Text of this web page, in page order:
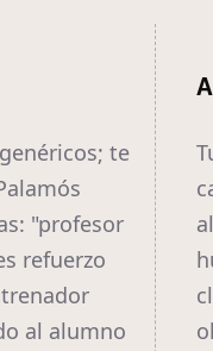
te
"profesor
refuerzo
al alumno